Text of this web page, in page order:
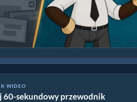
WIDEO
60-sekundowy przewodnik
wideo do mkv online za darmo